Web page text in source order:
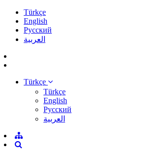
Türkçe
English
Pусский
العربية
Türkçe
Türkçe
English
Pусский
العربية